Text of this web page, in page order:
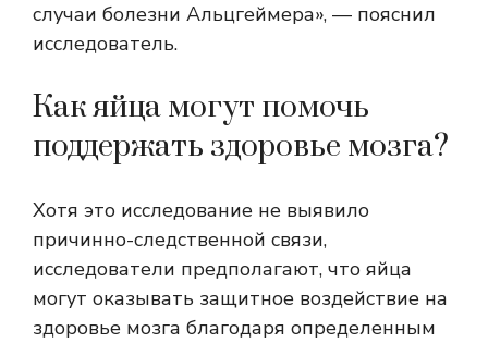
случаи болезни Альцгеймера», — пояснил
исследователь.
Как яйца могут помочь
поддержать здоровье мозга?
Хотя это исследование не выявило
причинно-следственной связи,
исследователи предполагают, что яйца
могут оказывать защитное воздействие на
здоровье мозга благодаря определенным